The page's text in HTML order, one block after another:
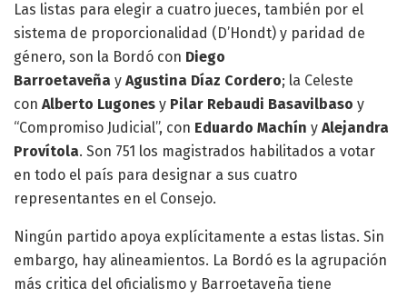
Las listas para elegir a cuatro jueces, también por el
sistema de proporcionalidad (D’Hondt) y paridad de
género, son la Bordó con Diego
Barroetaveña y Agustina Díaz Cordero; la Celeste
con Alberto Lugones y Pilar Rebaudi Basavilbaso y
“Compromiso Judicial”, con Eduardo Machín y Alejandra
Provítola. Son 751 los magistrados habilitados a votar
en todo el país para designar a sus cuatro
representantes en el Consejo.
Ningún partido apoya explícitamente a estas listas. Sin
embargo, hay alineamientos. La Bordó es la agrupación
más critica del oficialismo y Barroetaveña tiene